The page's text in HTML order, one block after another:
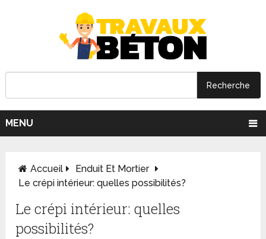
MENU
Accueil
Enduit Et Mortier
Le crépi intérieur: quelles possibilités?
Le crépi intérieur: quelles
possibilités?